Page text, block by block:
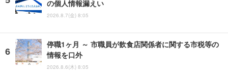
の個人情報漏えい
2026.8.7(金) 8:05
停職1ヶ月 ～ 市職員が飲食店関係者に関する市税等の
情報を口外
2026.8.6(木) 8:05